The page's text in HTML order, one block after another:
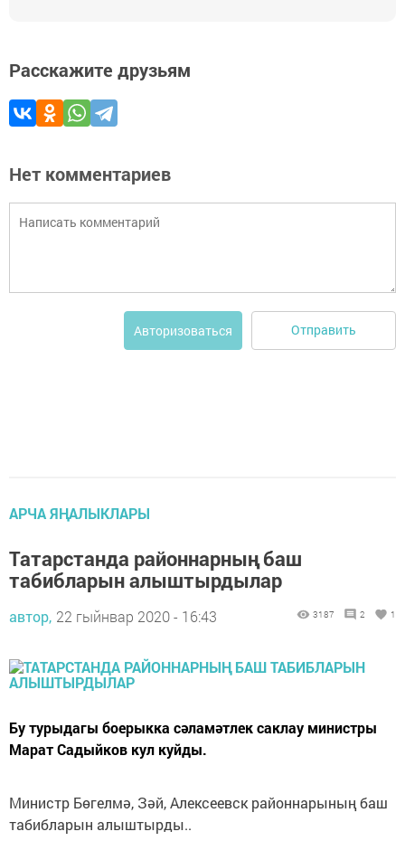
Расскажите друзьям
Нет комментариев
Авторизоваться Отправить
АРЧА ЯҢАЛЫКЛАРЫ
Татарстанда районнарның баш
табибларын алыштырдылар
автор, 22 гыйнвар 2020 - 16:43 3187 2 1
Бу турыдагы боерыкка сәламәтлек саклау министры
Марат Садыйков кул куйды.
Министр Бөгелмә, Зәй, Алексеевск районнарының баш
табибларын алыштырды..